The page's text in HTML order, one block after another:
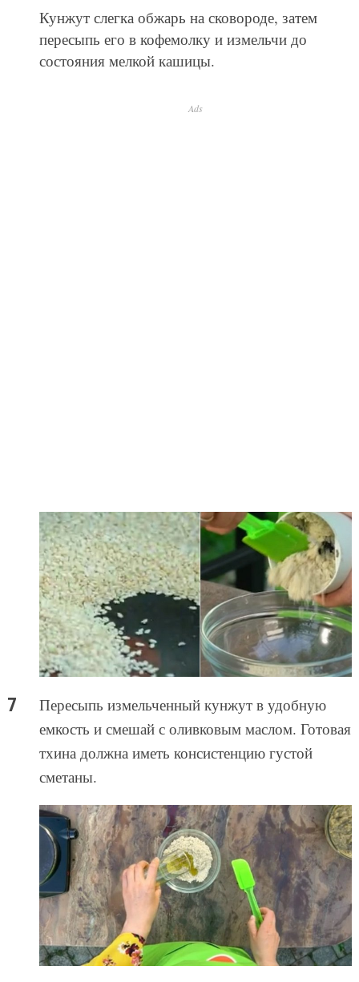
Кунжут слегка обжарь на сковороде, затем
пересыпь его в кофемолку и измельчи до
состояния мелкой кашицы.
Ads
Пересыпь измельченный кунжут в удобную
емкость и смешай с оливковым маслом. Готовая
тхина должна иметь консистенцию густой
сметаны.